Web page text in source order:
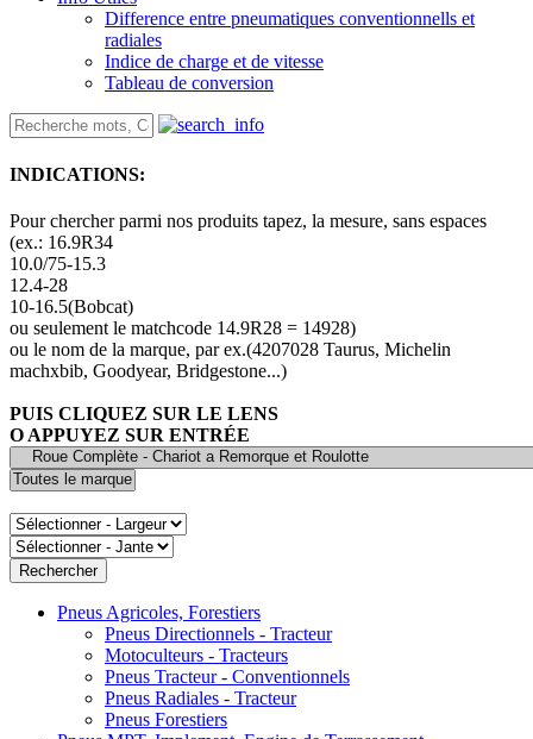
Difference entre pneumatiques conventionnells et
radiales
Indice de charge et de vitesse
Tableau de conversion
INDICATIONS:
Pour chercher parmi nos produits tapez, la mesure, sans espaces
(ex.: 16.9R34
10.0/75-15.3
12.4-28
10-16.5(Bobcat)
ou seulement le matchcode 14.9R28 = 14928)
ou le nom de la marque, par ex.(4207028 Taurus, Michelin
machxbib, Goodyear, Bridgestone...)
PUIS CLIQUEZ SUR LE LENS
O APPUYEZ SUR ENTRÉE
Pneus Agricoles, Forestiers
Pneus Directionnels - Tracteur
Motoculteurs - Tracteurs
Pneus Tracteur - Conventionnels
Pneus Radiales - Tracteur
Pneus Forestiers